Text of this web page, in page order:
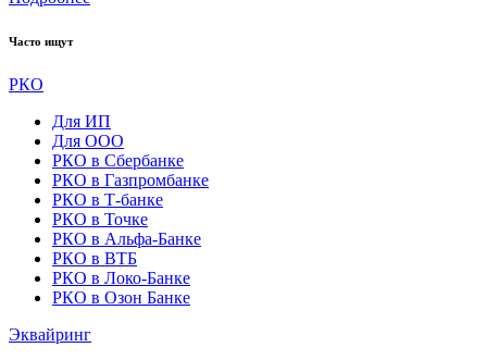
Часто ищут
РКО
Для ИП
Для ООО
РКО в Сбербанке
РКО в Газпромбанке
РКО в Т-банке
РКО в Точке
РКО в Альфа-Банке
РКО в ВТБ
РКО в Локо-Банке
РКО в Озон Банке
Эквайринг